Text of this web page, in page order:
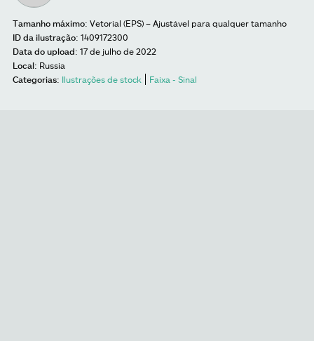
Tamanho máximo: Vetorial (EPS) – Ajustável para qualquer tamanho
ID da ilustração: 1409172300
Data do upload: 17 de julho de 2022
Local: Russia
Categorias: Ilustrações de stock Faixa - Sinal